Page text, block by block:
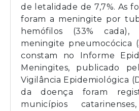
de letalidade de 7,7%. As
foram a meningite por
hemófilos (33% cada),
meningite pneumocócica
constam no Informe
Meningites, publicado
Vigilância Epidemiológica
da doença foram
municípios